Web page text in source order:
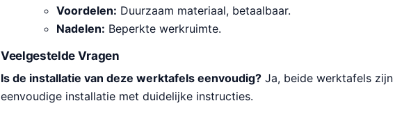
Voordelen: Duurzaam materiaal, betaalbaar.
Nadelen: Beperkte werkruimte.
Veelgestelde Vragen
Is de installatie van deze werktafels eenvoudig? Ja, beide werktafels
eenvoudige installatie met duidelijke instructies.